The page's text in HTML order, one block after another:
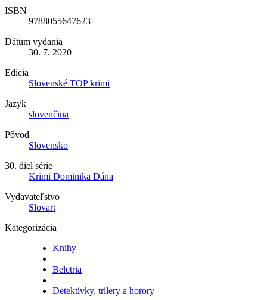
ISBN
9788055647623
Dátum vydania
30. 7. 2020
Edícia
Slovenské TOP krimi
Jazyk
slovenčina
Pôvod
Slovensko
30. diel série
Krimi Dominika Dána
Vydavateľstvo
Slovart
Kategorizácia
Knihy
Beletria
Detektívky, trilery a horory